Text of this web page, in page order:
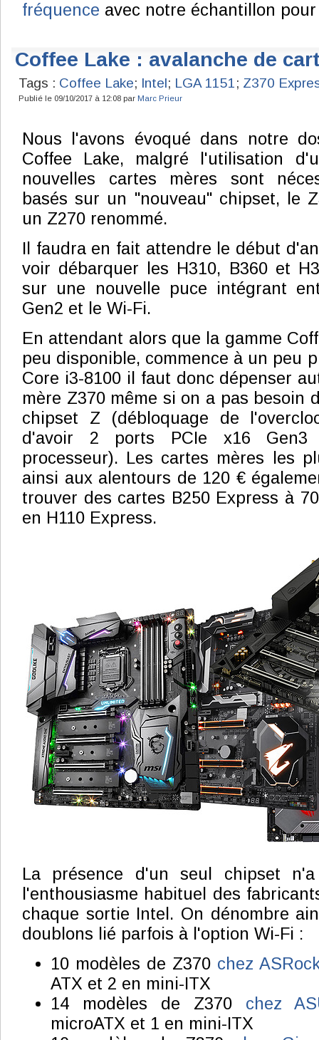
fréquence avec notre échantillon
Coffee Lake : avalanche de
Tags : Coffee Lake; Intel; LGA 1151; Z370
Publié le 09/10/2017 à 12:08 par Marc Prieur
Nous l'avons évoqué dans notre
Coffee Lake, malgré l'utilisation
nouvelles cartes mères sont
basés sur un "nouveau" chipset, le
un Z270 renommé.
Il faudra en fait attendre le début
voir débarquer les H310, B360 et
sur une nouvelle puce intégrant
Gen2 et le Wi-Fi.
En attendant alors que la gamme
peu disponible, commence à un peu
Core i3-8100 il faut donc dépenser
mère Z370 même si on a pas besoin
chipset Z (débloquage de
d'avoir 2 ports PCIe x16
processeur). Les cartes mères les
ainsi aux alentours de 120 €
trouver des cartes B250 Express à
en H110 Express.
La présence d'un seul chipset
l'enthousiasme habituel des
chaque sortie Intel. On dénombre
doublons lié parfois à l'option Wi-Fi :
10 modèles de Z370 chez
ATX et 2 en mini-ITX
14 modèles de Z370 chez
microATX et 1 en mini-ITX